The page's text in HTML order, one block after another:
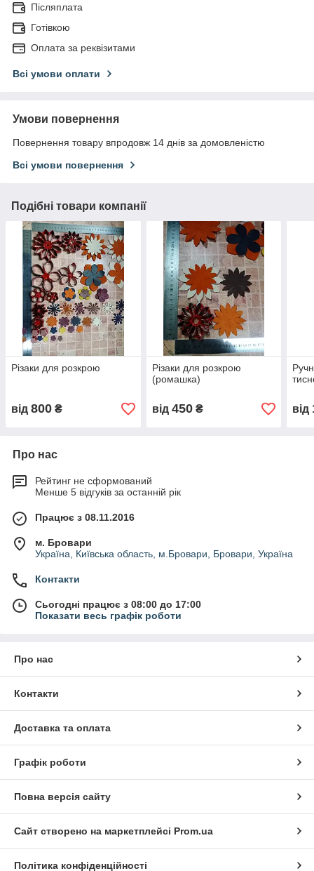
Післяплата
Готівкою
Оплата за реквізитами
Всі умови оплати
Умови повернення
Повернення товару впродовж 14 днів за домовленістю
Всі умови повернення
Подібні товари компанії
Різаки для розкрою
від 800 ₴
Різаки для розкрою
(ромашка)
від 450₴ від
Про нас
Рейтинг не сформований
Менше 5 відгуків за останній рік
Працює з 08.11.2016
м. Бровари
Україна, Київська область, м.Бровари, Бровари, Україна
Контакти
Сьогодні працює з 08:00 до 17:00
Показати весь графік роботи
Про нас
Контакти
Доставка та оплата
Графік роботи
Повна версія сайту
Сайт створено на маркетплейсі Prom.ua
Політика конфіденційності